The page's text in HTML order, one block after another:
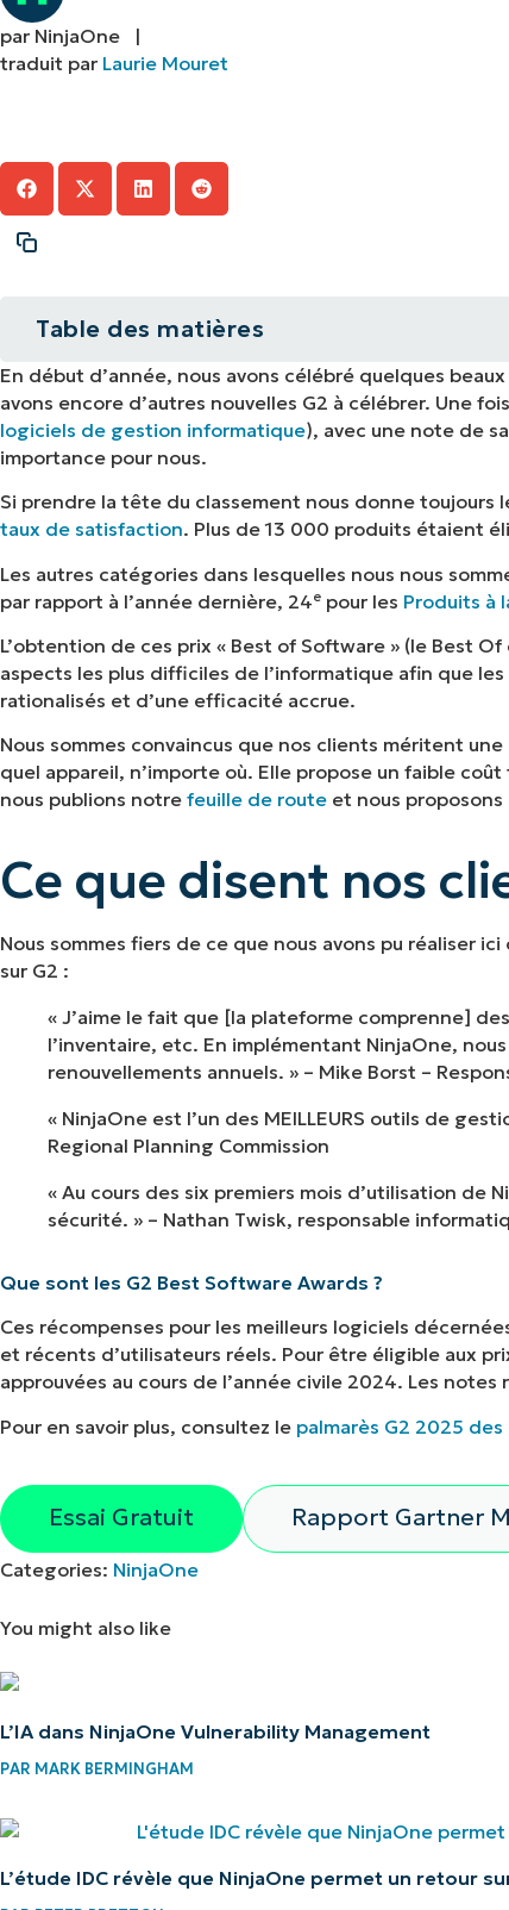
par NinjaOne |
traduit par Laurie Mouret
Table des matières
Ce que disent nos clients
En début d’année, nous avons célébré quelques
avons encore d’autres nouvelles G2 à célébrer. Une
logiciels de gestion informatique), avec une note de
importance pour nous.
Si prendre la tête du classement nous donne
taux de satisfaction. Plus de 13 000 produits étaient
Les autres catégories dans lesquelles nous nous
par rapport à l’année dernière, 24e pour les Produits à
L’obtention de ces prix « Best of Software » (le Best
aspects les plus difficiles de l’informatique afin que
rationalisés et d’une efficacité accrue.
Nous sommes convaincus que nos clients méritent
quel appareil, n’importe où. Elle propose un faible
nous publions notre feuille de route et nous
Ce que disent nos
Nous sommes fiers de ce que nous avons pu réaliser
sur G2 :
« J’aime le fait que [la plateforme comprenne]
l’inventaire, etc. En implémentant NinjaOne,
renouvellements annuels. » – Mike Borst –
« NinjaOne est l’un des MEILLEURS outils de
Regional Planning Commission
« Au cours des six premiers mois d’utilisation de
sécurité. » – Nathan Twisk, responsable
Que sont les G2 Best Software Awards ?
Ces récompenses pour les meilleurs logiciels
et récents d’utilisateurs réels. Pour être éligible aux
approuvées au cours de l’année civile 2024. Les
Pour en savoir plus, consultez le palmarès G2 2025
Essai Gratuit Rapport Gartner
Categories: NinjaOne
You might also like
L’IA dans NinjaOne Vulnerability Management
PAR MARK BERMINGHAM
L’étude IDC révèle que NinjaOne permet un retour
Voir
tâches
des tickets et